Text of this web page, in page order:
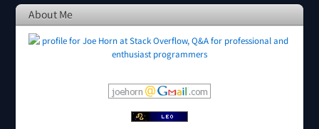
About Me